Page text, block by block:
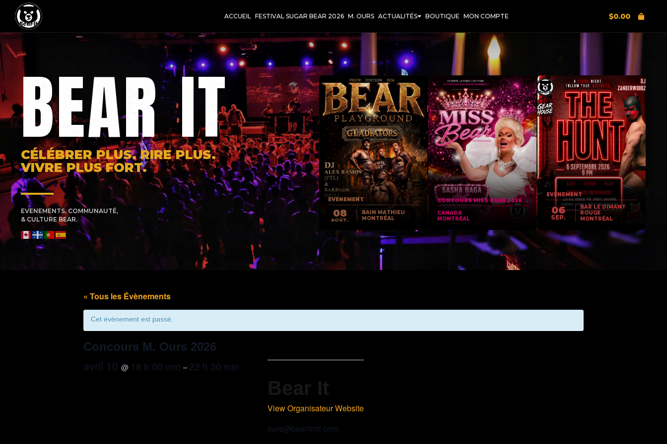
ACCUEIL FESTIVAL SUGAR BEAR 2026 M. OURS ACTUALITÉS BOUTIQUE MON COMPTE $0.00
BEAR IT
CÉLÉBRER PLUS. RIRE PLUS.
VIVRE PLUS FORT.
EVENEMENTS, COMMUNAUTÉ,
& CULTURE BEAR.
EVENEMENT
08
AOÛT.
BAIN MATHIEU
MONTRÉAL
CONCOURS MISS BEAR 2026
CANADA
MONTRÉAL
EVENEMENT
06
SEP.
BAR LE DIMANT
ROUGE
MONTRÉAL
« Tous les Évènements
Cet évènement est passé.
Concours M. Ours 2026
avril 10 @ 18 h 00 min –22 h 30 min
Bear It
View Organisateur Website
ours@bearitmtl.com